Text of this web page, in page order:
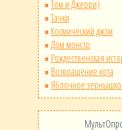
Том и Джерри)
Тачки
Космический джэм
Дом монстр
Рождественская
Возвращение кота
Яблочное